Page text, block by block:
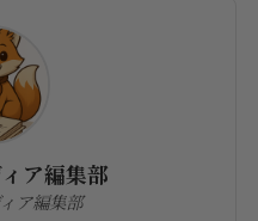
ア編集部
ア編集部